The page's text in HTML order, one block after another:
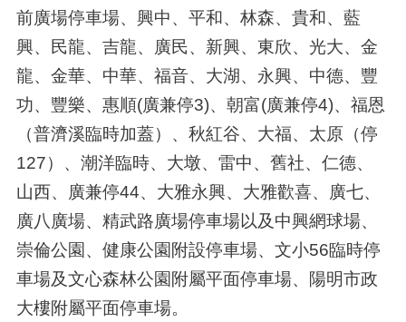
前廣場停車場、興中、平和、林森、貴和、藍
興、民龍、吉龍、廣民、新興、東欣、光大、金
龍、金華、中華、福音、大湖、永興、中德、豐
功、豐樂、惠順(廣兼停3)、朝富(廣兼停4)、福恩
（普濟溪臨時加蓋）、秋紅谷、大福、太原（停
127）、潮洋臨時、大墩、雷中、舊社、仁德、
山西、廣兼停44、大雅永興、大雅歡喜、廣七、
廣八廣場、精武路廣場停車場以及中興網球場、
崇倫公園、健康公園附設停車場、文小56臨時停
車場及文心森林公園附屬平面停車場、陽明市政
大樓附屬平面停車場。